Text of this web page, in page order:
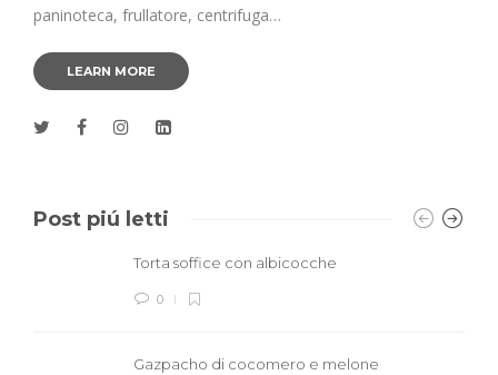
paninoteca, frullatore, centrifuga…
LEARN MORE
Post piú letti
Torta soffice con albicocche
0
Gazpacho di cocomero e melone